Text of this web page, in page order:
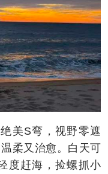
美S弯，视野零遮
柔又治愈。白天可
度赶海，捡螺抓小